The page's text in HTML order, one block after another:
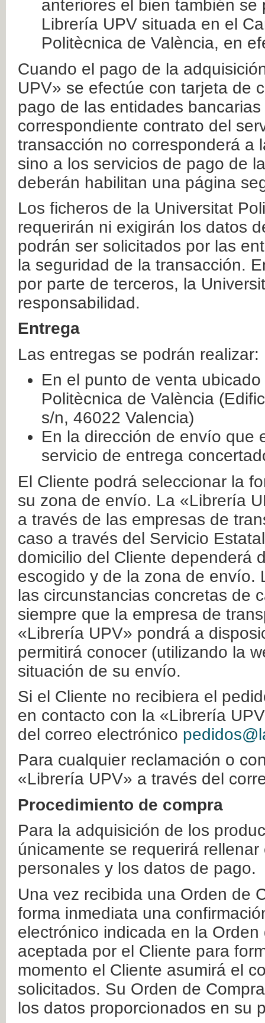
anteriores el bien también
Librería UPV situada en el
Politècnica de València, en
Cuando el pago de la
UPV» se efectúe con tarjeta de
pago de las entidades
correspondiente contrato del
transacción no corresponderá a
sino a los servicios de pago de
deberán habilitan una página
Los ficheros de la Universitat
requerirán ni exigirán los datos
podrán ser solicitados por las
la seguridad de la transacción.
por parte de terceros, la
responsabilidad.
Entrega
Las entregas se podrán realizar:
En el punto de venta
Politècnica de València
s/n, 46022 Valencia)
En la dirección de envío que
servicio de entrega
El Cliente podrá seleccionar la
su zona de envío. La «Librería
a través de las empresas de
caso a través del Servicio
domicilio del Cliente dependerá
escogido y de la zona de envío.
las circunstancias concretas de
siempre que la empresa de
«Librería UPV» pondrá a
permitirá conocer (utilizando la
situación de su envío.
Si el Cliente no recibiera el
en contacto con la «Librería
del correo electrónico
Para cualquier reclamación o
«Librería UPV» a través del
Procedimiento de compra
Para la adquisición de los
únicamente se requerirá
personales y los datos de pago.
Una vez recibida una Orden de
forma inmediata una
electrónico indicada en la
aceptada por el Cliente para
momento el Cliente asumirá el
solicitados. Su Orden de
los datos proporcionados en su